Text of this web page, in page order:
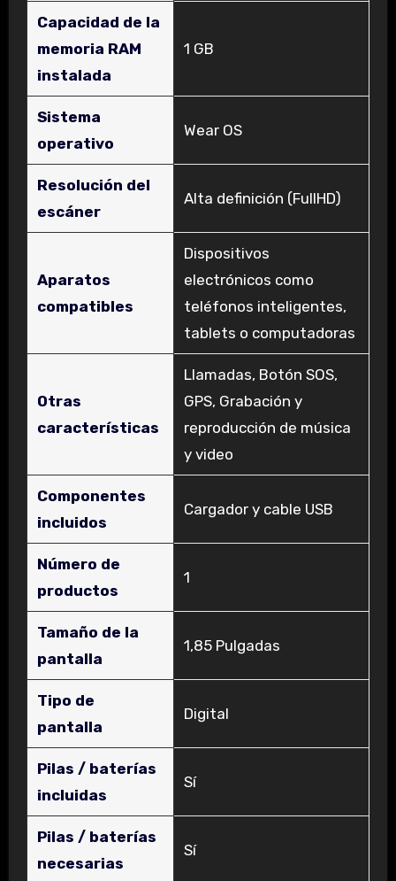
Capacidad de la
memoria RAM
instalada
‎1 GB
Sistema
operativo
‎Wear OS
Resolución del
escáner
‎Alta definición (FullHD)
Aparatos
compatibles
‎Dispositivos
electrónicos como
teléfonos inteligentes,
tablets o computadoras
Otras
características
‎Llamadas, Botón SOS,
GPS, Grabación y
reproducción de música
y video
Componentes
incluidos
‎Cargador y cable USB
Número de
productos
‎1
Tamaño de la
pantalla
‎1,85 Pulgadas
Tipo de
pantalla
‎Digital
Pilas / baterías
incluidas
‎Sí
Pilas / baterías
necesarias
‎Sí